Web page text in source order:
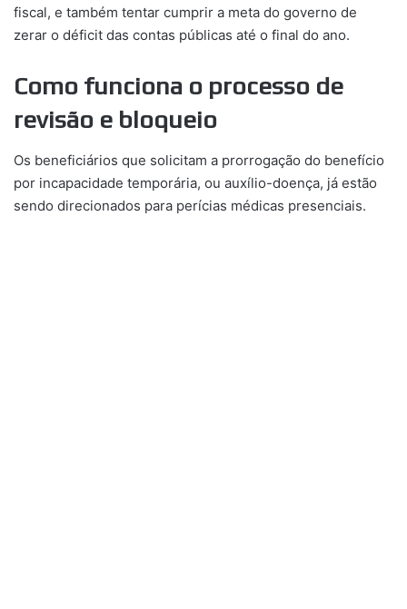
fiscal, e também tentar cumprir a meta do governo de
zerar o déficit das contas públicas até o final do ano.
Como funciona o processo de
revisão e bloqueio
Os beneficiários que solicitam a prorrogação do benefício
por incapacidade temporária, ou auxílio-doença, já estão
sendo direcionados para perícias médicas presenciais.